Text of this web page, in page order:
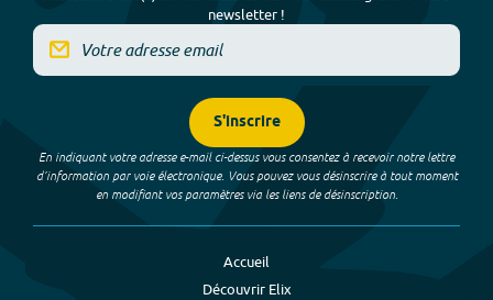
newsletter !
S'inscrire
En indiquant votre adresse e-mail ci-dessus vous consentez à recevoir notre lettre
d’information par voie électronique. Vous pouvez vous désinscrire à tout moment
en modifiant vos paramètres via les liens de désinscription.
Accueil
Découvrir Elix